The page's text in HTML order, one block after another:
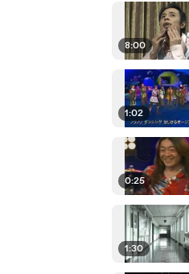
8:00
1:02
0:25
1:30